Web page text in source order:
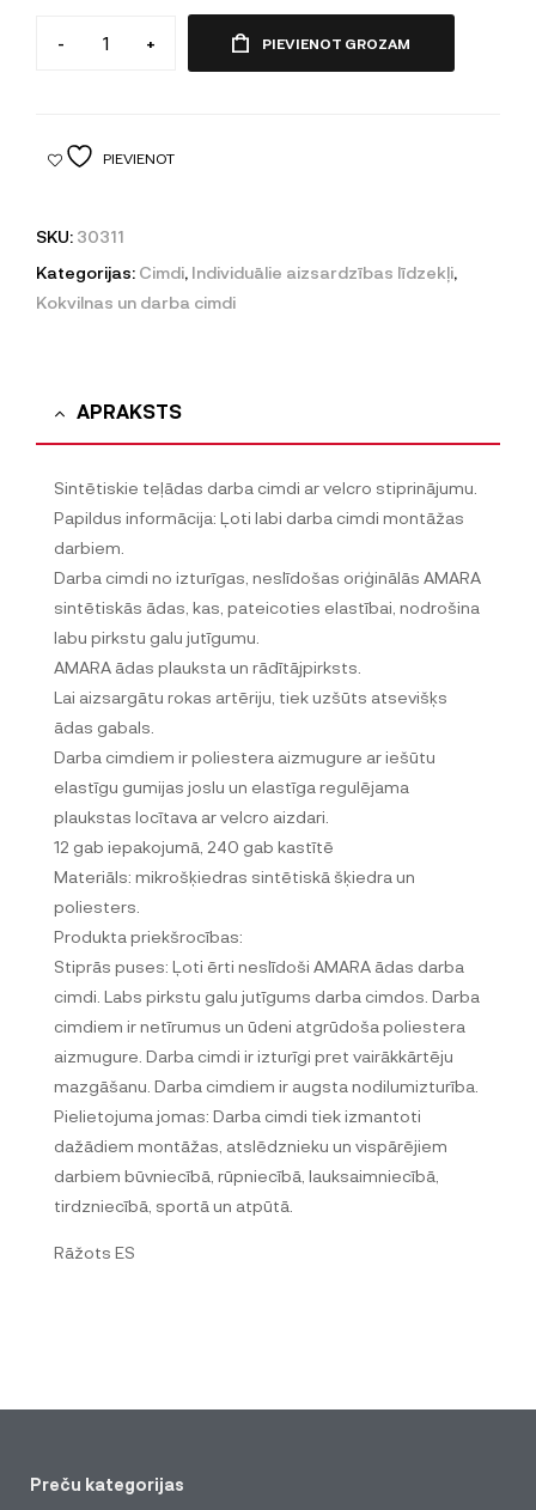
- + PIEVIENOT GROZAM
PIEVIENOT
SKU: 30311
Kategorijas: Cimdi, Individuālie aizsardzības līdzekļi,
Kokvilnas un darba cimdi
APRAKSTS
Sintētiskie teļādas darba cimdi ar velcro stiprinājumu.
Papildus informācija: Ļoti labi darba cimdi montāžas
darbiem.
Darba cimdi no izturīgas, neslīdošas oriģinālās AMARA
sintētiskās ādas, kas, pateicoties elastībai, nodrošina
labu pirkstu galu jutīgumu.
AMARA ādas plauksta un rādītājpirksts.
Lai aizsargātu rokas artēriju, tiek uzšūts atsevišķs
ādas gabals.
Darba cimdiem ir poliestera aizmugure ar iešūtu
elastīgu gumijas joslu un elastīga regulējama
plaukstas locītava ar velcro aizdari.
12 gab iepakojumā, 240 gab kastītē
Materiāls: mikrošķiedras sintētiskā šķiedra un
poliesters.
Produkta priekšrocības:
Stiprās puses: Ļoti ērti neslīdoši AMARA ādas darba
cimdi. Labs pirkstu galu jutīgums darba cimdos. Darba
cimdiem ir netīrumus un ūdeni atgrūdoša poliestera
aizmugure. Darba cimdi ir izturīgi pret vairākkārtēju
mazgāšanu. Darba cimdiem ir augsta nodilumizturība.
Pielietojuma jomas: Darba cimdi tiek izmantoti
dažādiem montāžas, atslēdznieku un vispārējiem
darbiem būvniecībā, rūpniecībā, lauksaimniecībā,
tirdzniecībā, sportā un atpūtā.
Rāžots ES
Preču kategorijas